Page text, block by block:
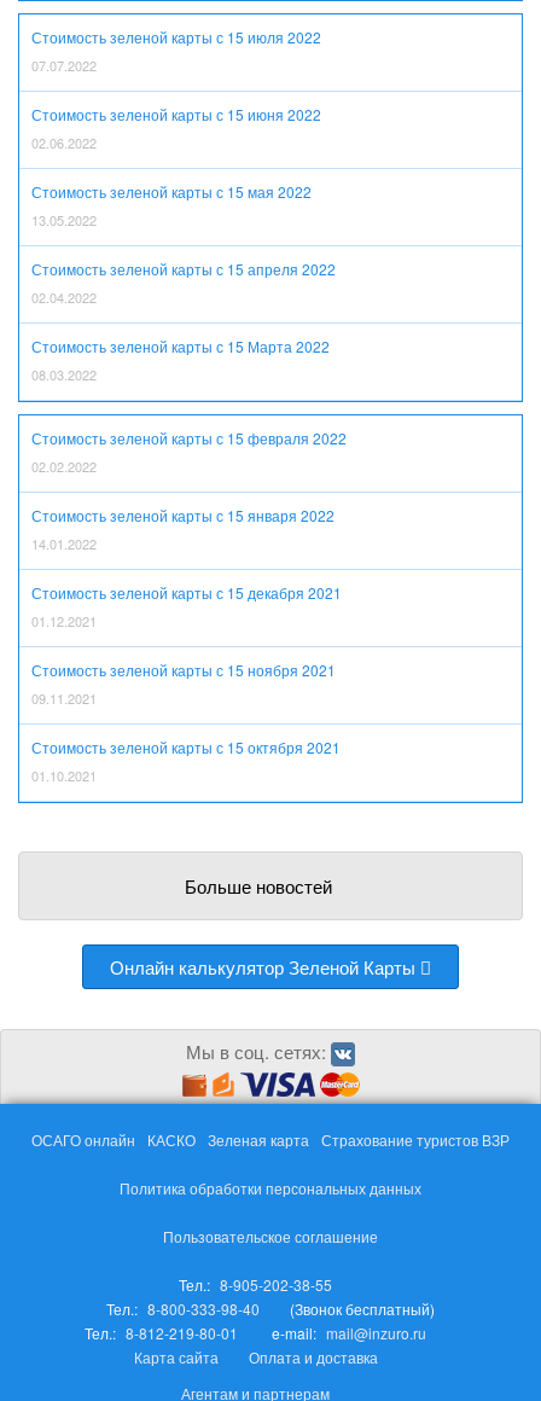
Стоимость зеленой карты с 15 июля 2022
07.07.2022
Стоимость зеленой карты с 15 июня 2022
02.06.2022
Стоимость зеленой карты с 15 мая 2022
13.05.2022
Стоимость зеленой карты с 15 апреля 2022
02.04.2022
Стоимость зеленой карты с 15 Марта 2022
08.03.2022
Стоимость зеленой карты с 15 февраля 2022
02.02.2022
Стоимость зеленой карты с 15 января 2022
14.01.2022
Стоимость зеленой карты с 15 декабря 2021
01.12.2021
Стоимость зеленой карты с 15 ноября 2021
09.11.2021
Стоимость зеленой карты с 15 октября 2021
01.10.2021
Больше новостей
Онлайн калькулятор Зеленой Карты
Мы в соц. сетях:
ОСАГО онлайн КАСКО Зеленая карта Страхование туристов ВЗР
Политика обработки персональных данных
Пользовательское соглашение
Тел.: 8-905-202-38-55
Тел.: 8-800-333-98-40
(Звонок бесплатный)
Тел.: 8-812-219-80-01 e-mail: mail@inzuro.ru
Карта сайта
Оплата и доставка
Агентам и партнерам